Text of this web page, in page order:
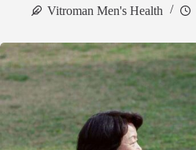
Vitroman Men's Health